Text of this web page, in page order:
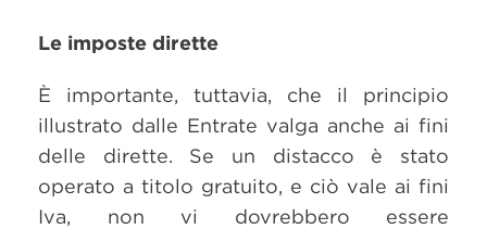
Le imposte dirette
È importante, tuttavia, che il principio
illustrato dalle Entrate valga anche ai fini
delle dirette. Se un distacco è stato
operato a titolo gratuito, e ciò vale ai fini
Iva, non vi dovrebbero essere